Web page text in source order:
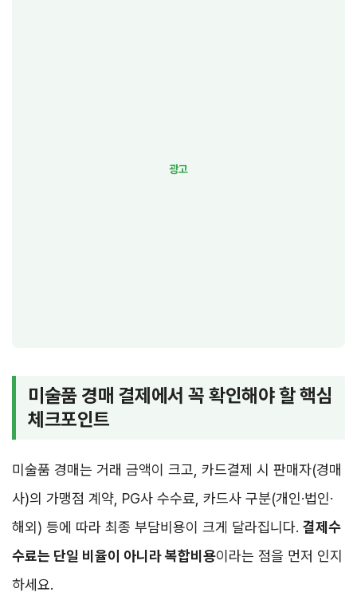
미술품 경매 결제에서 꼭 확인해야 할 핵심
체크포인트
미술품 경매는 거래 금액이 크고, 카드결제 시 판매자(경매
사)의 가맹점 계약, PG사 수수료, 카드사 구분(개인·법인·
해외) 등에 따라 최종 부담비용이 크게 달라집니다. 결제수
수료는 단일 비율이 아니라 복합비용이라는 점을 먼저 인지
하세요.